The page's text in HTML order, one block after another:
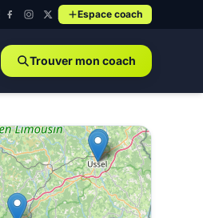
Espace coach
Trouver mon coach